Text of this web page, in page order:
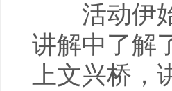
活动伊始
讲解中了解
上文兴桥，